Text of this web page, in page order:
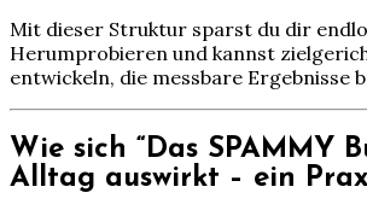
Mit dieser Struktur sparst du dir
Herumprobieren und kannst
entwickeln, die messbare Ergebnisse
Wie sich “Das SPAMMY
Alltag auswirkt – ein